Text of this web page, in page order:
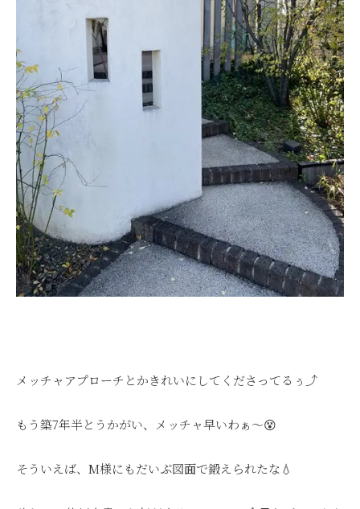
メッチャアプローチとかきれいにしてくださってるぅ⤴
もう築7年半とうかがい、メッチャ早いわぁ～😵
そういえば、M様にもだいぶ図面で鍛えられたな💧